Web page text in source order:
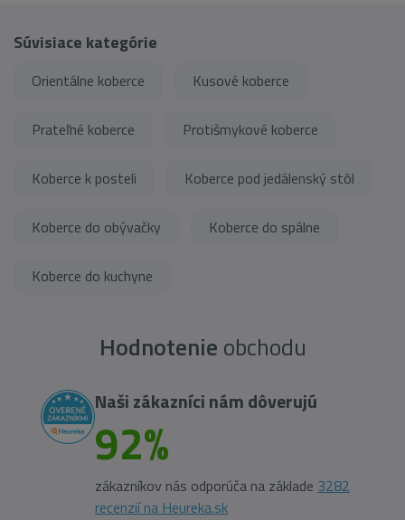
Súvisiace kategórie
Orientálne koberce Kusové koberce
Prateľné koberce Protišmykové koberce
Koberce k posteli Koberce pod jedálenský stôl
Koberce do obývačky Koberce do spálne
Koberce do kuchyne
Hodnotenie obchodu
Naši zákazníci nám dôverujú
92%
zákazníkov nás odporúča na základe 3282
recenzií na Heureka.sk